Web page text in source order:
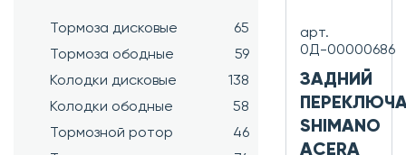
Тормоза дисковые
65
Тормоза ободные
59
Колодки дисковые
138
Колодки ободные
58
Тормозной ротор
46
арт.
0Д-00000686
ЗАДНИЙ
SHIMANO
ACERA